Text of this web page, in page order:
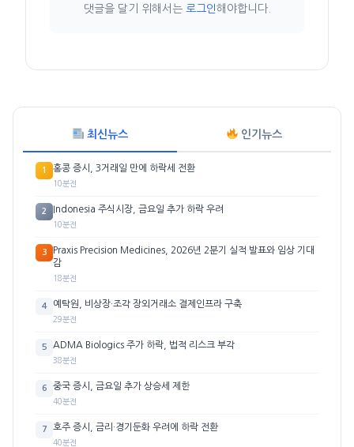
댓글을 달기 위해서는 로그인해야합니다.
최신뉴스 인기뉴스
1 홍콩 증시, 3거래일 만에 하락세 전환
10분전
2 Indonesia 주식시장, 금요일 추가 하락 우려
10분전
3
Praxis Precision Medicines, 2026년 2분기 실적 발표와 임상 기대
감
18분전
4 예탁원, 비상장·조각 장외거래소 결제인프라 구축
29분전
5 ADMA Biologics 주가 하락, 법적 리스크 부각
38분전
6 중국 증시, 금요일 추가 상승세 제한
40분전
7 호주 증시, 금리·경기둔화 우려에 하락 전환
40분전